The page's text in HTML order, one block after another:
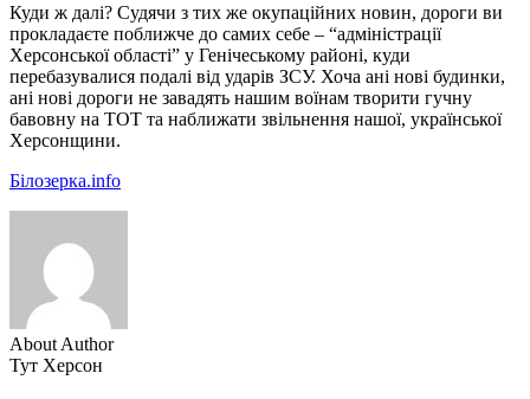
Куди ж далі? Судячи з тих же окупаційних новин, дороги ви
прокладаєте поближче до самих себе – “адміністрації
Херсонської області” у Генічеському районі, куди
перебазувалися подалі від ударів ЗСУ. Хоча ані нові будинки,
ані нові дороги не завадять нашим воїнам творити гучну
бавовну на ТОТ та наближати звільнення нашої, української
Херсонщини.
Білозерка.info
About Author
Тут Херсон